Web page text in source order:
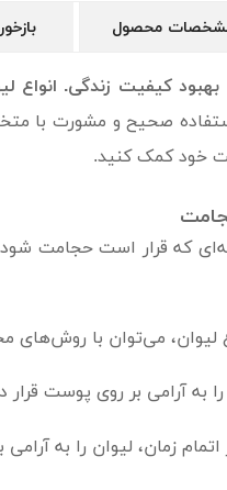
محصول
کیفیت زندگی.
صحیح و مشورت با
خود کمک کنید.
که قرار است حجامت
لیوان، می‌توان با روش‌های
به آرامی بر روی پوست قرار دهید.
زمان، لیوان را به